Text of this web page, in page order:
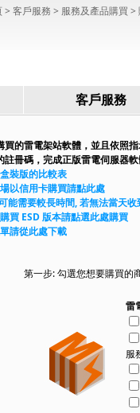
> 客戶服務 > 服務及產品購買
客戶服務
買的雷電架站軟體，並且依照
註冊碼，完成正版雷電伺服器軟
裝版的比較表
以信用卡購買請點此處
能需要較長時間, 若無法當天
買 ESD 版本請點選此處購買
請從此處下載
第一步: 勾選您想要購買的
雷
服